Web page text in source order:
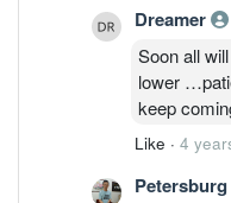
Dreamer
Soon all
lower
keep
Like · 4
Petersburg